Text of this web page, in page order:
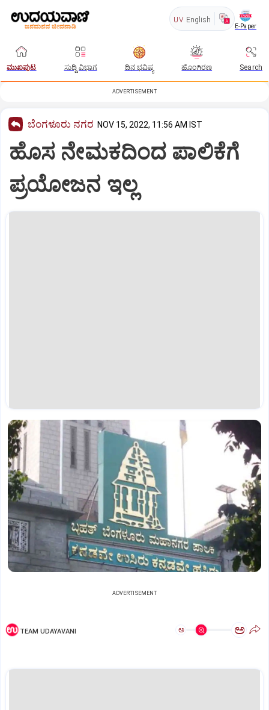
UV English
E-Paper
ಮುಖಪುಟ ಸುದ್ದಿ ವಿಭಾಗ ದಿನ ಭವಿಷ್ಯ ಹೊಂಗಿರಣ Search
ADVERTISEMENT
ಬೆಂಗಳೂರು ನಗರ NOV 15, 2022, 11:56 AM IST
ಹೊಸ ನೇಮಕದಿಂದ ಪಾಲಿಕೆಗೆ
ಪ್ರಯೋಜನ ಇಲ್ಲ
ADVERTISEMENT
TEAM UDAYAVANI ಅ ಅ